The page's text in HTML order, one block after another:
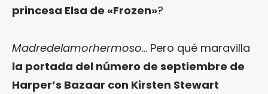
princesa Elsa de «Frozen»?
Madredelamorhermoso… Pero qué maravilla
la portada del número de septiembre de
Harper’s Bazaar con Kirsten Stewart